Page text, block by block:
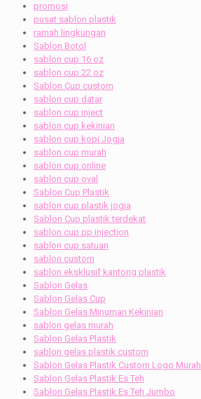
promosi
pusat sablon plastik
ramah lingkungan
Sablon Botol
sablon cup 16 oz
sablon cup 22 oz
Sablon Cup custom
sablon cup datar
sablon cup inject
sablon cup kekinian
sablon cup kopi Jogja
sablon cup murah
sablon cup online
sablon cup oval
Sablon Cup Plastik
sablon cup plastik jogja
Sablon Cup plastik terdekat
sablon cup pp injection
sablon cup satuan
sablon custom
sablon eksklusif kantong plastik
Sablon Gelas
Sablon Gelas Cup
Sablon Gelas Minuman Kekinian
sablon gelas murah
Sablon Gelas Plastik
sablon gelas plastik custom
Sablon Gelas Plastik Custom Logo Murah
Sablon Gelas Plastik Es Teh
Sablon Gelas Plastik Es Teh Jumbo